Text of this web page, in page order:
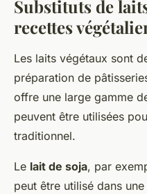
Substituts de
recettes
Les laits végétaux sont
préparation de
offre une large gamme
peuvent être utilisées
traditionnel.
Le lait de soja, par
peut être utilisé dans